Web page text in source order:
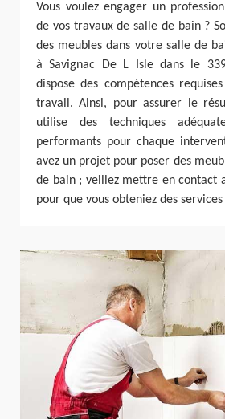
Vous voulez engager un
de vos travaux de salle de bain ?
des meubles dans votre salle de
à Savignac De L Isle dans le
dispose des compétences
travail. Ainsi, pour assurer le
utilise des techniques
performants pour chaque
avez un projet pour poser des
de bain ; veillez mettre en contact
pour que vous obteniez des